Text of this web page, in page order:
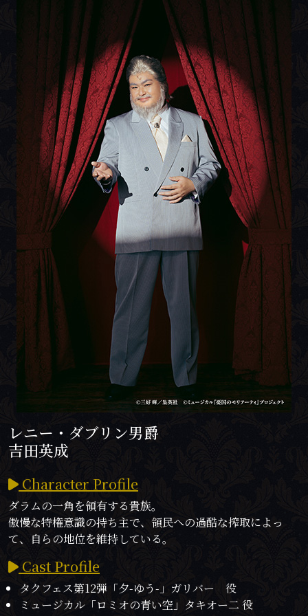
レニー・ダブリン男爵
吉田英成
Character Profile
ダラムの一角を領有する貴族。
傲慢な特権意識の持ち主で、領民への過酷な搾取によっ
て、自らの地位を維持している。
Cast Profile
タクフェス第12弾「夕-ゆう-」ガリバー 役
ミュージカル「ロミオの青い空」タキオー二 役